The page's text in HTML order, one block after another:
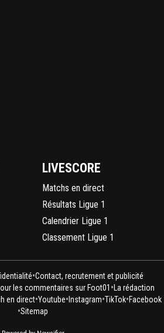
LIVESCORE
Matchs en direct
Résultats Ligue 1
Calendrier Ligue 1
Classement Ligue 1
•Contact, recrutement et publicité
les commentaires sur Foot01 • La rédaction
en direct•Youtube• Instagram•TikTok•Facebook
•Sitemap